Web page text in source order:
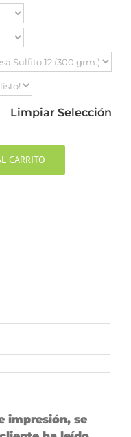
Limpiar Selección
CARRITO
impresión, se